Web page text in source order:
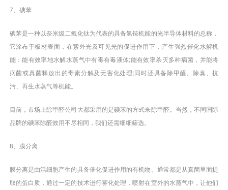
7、碘苯
碘苯是一种以奈米级二氧化钛为代表的具备氢铵机能的光半导体材料的总称，
它涂布于板材表面，在紫外光及可见光的促进作用下，产生强烈催化水解机
能：能有效率地水解水蒸气中有毒有毒液体;能有效率杀灭多种病菌，并能将
病菌或真菌释放出的毒素分解及无害化处理;同时还具备除甲醛、除臭、抗
污、再生水蒸气等机能。
目前，市场上除甲醛公司 大都采用的是碘苯的方式来除甲醛。当然，不同国际
品牌的碘苯除醛效用不尽相同，我们还需细细筛选。
8、膜分离
膜分离是由活细胞产生的具备催化促进作用的有机物。通常都是从真菌里面提
取的蛋白质，通过一定的技术进行雾化处理，喷射在室外的水蒸气中，让他们